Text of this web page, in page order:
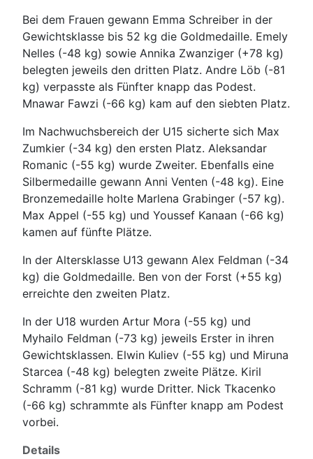
Bei dem Frauen gewann Emma Schreiber in der
Gewichtsklasse bis 52 kg die Goldmedaille. Emely
Nelles (-48 kg) sowie Annika Zwanziger (+78 kg)
belegten jeweils den dritten Platz. Andre Löb (-81
kg) verpasste als Fünfter knapp das Podest.
Mnawar Fawzi (-66 kg) kam auf den siebten Platz.
Im Nachwuchsbereich der U15 sicherte sich Max
Zumkier (-34 kg) den ersten Platz. Aleksandar
Romanic (-55 kg) wurde Zweiter. Ebenfalls eine
Silbermedaille gewann Anni Venten (-48 kg). Eine
Bronzemedaille holte Marlena Grabinger (-57 kg).
Max Appel (-55 kg) und Youssef Kanaan (-66 kg)
kamen auf fünfte Plätze.
In der Altersklasse U13 gewann Alex Feldman (-34
kg) die Goldmedaille. Ben von der Forst (+55 kg)
erreichte den zweiten Platz.
In der U18 wurden Artur Mora (-55 kg) und
Myhailo Feldman (-73 kg) jeweils Erster in ihren
Gewichtsklassen. Elwin Kuliev (-55 kg) und Miruna
Starcea (-48 kg) belegten zweite Plätze. Kiril
Schramm (-81 kg) wurde Dritter. Nick Tkacenko
(-66 kg) schrammte als Fünfter knapp am Podest
vorbei.
Details